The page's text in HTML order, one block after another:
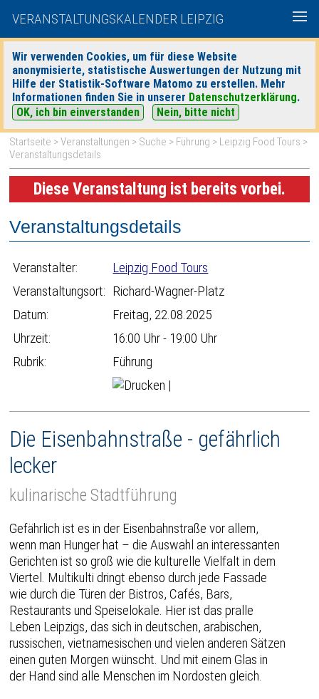
VERANSTALTUNGSKALENDER LEIPZIG
Wir verwenden Cookies, um für diese Website
anonymisierte, statistische Auswertungen der Nutzung mit
Hilfe der Statistik-Software Matomo zu erstellen. Mehr
Informationen finden Sie in unserer Datenschutzerklärung.
OK, ich bin einverstanden
Nein, bitte nicht
heute|morgen| Detaillierte Suche
Startseite >Veranstaltungen > Suche > Führung > Leipzig Food Tours >
Veranstaltungsdetails
Diese Veranstaltung ist bereits vorbei.
Veranstaltungsdetails
Veranstalter:
Leipzig Food Tours
Veranstaltungsort: Richard-Wagner-Platz
Datum:
Freitag, 22.08.2025
Uhrzeit:
16:00 Uhr - 19:00 Uhr
Rubrik:
Führung
|
Die Eisenbahnstraße - gefährlich
lecker
kulinarische Stadtführung
Gefährlich ist es in der Eisenbahnstraße vor allem,
wenn man Hunger hat – die Auswahl an interessanten
Gerichten ist so groß wie die kulturelle Vielfalt in dem
Viertel. Multikulti dringt ebenso durch jede Fassade
wie durch die Türen der Bistros, Cafés, Bars,
Restaurants und Speiselokale. Hier ist das pralle
Leben Leipzigs, das sich in deutschen, arabischen,
russischen, vietnamesischen und vielen anderen Sätzen
einen guten Morgen wünscht. Und mit einem Glas in
der Hand sind alle Menschen im Nordosten gleich.